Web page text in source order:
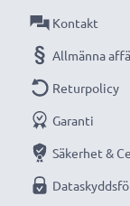
trygg strömkälla.
★3 års garanti
Vi grundades
specialist som
Därför har vi
Kontakt
Allmänna
Returpolicy
Garanti
Säkerhet &